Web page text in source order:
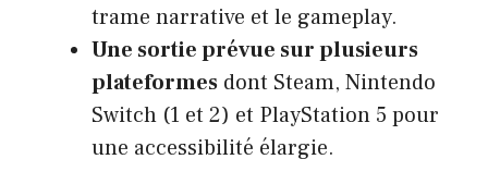
trame narrative et le gameplay.
Une sortie prévue sur plusieurs
plateformes dont Steam, Nintendo
Switch (1 et 2) et PlayStation 5 pour
une accessibilité élargie.